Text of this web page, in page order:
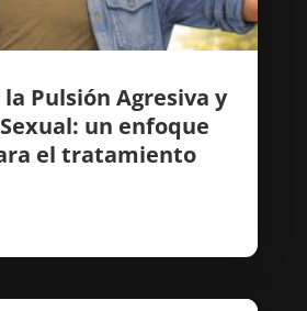
Pulsión Agresiva y
un enfoque
el tratamiento